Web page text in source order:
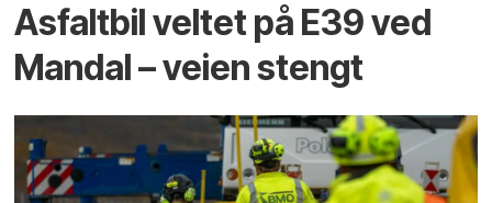
Asfaltbil veltet på E39 ved
Mandal – veien stengt